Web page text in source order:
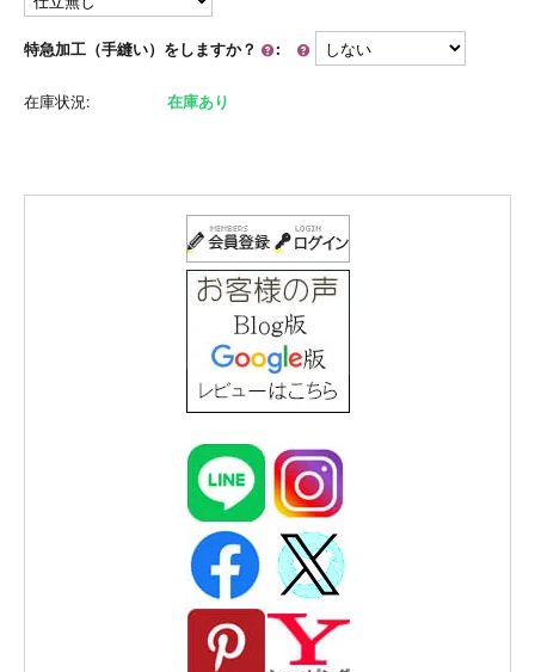
特急加工（手縫い）をしますか？ :
在庫状況: 在庫あり